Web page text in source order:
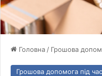
Головна / Грошова
Грошова допомога під